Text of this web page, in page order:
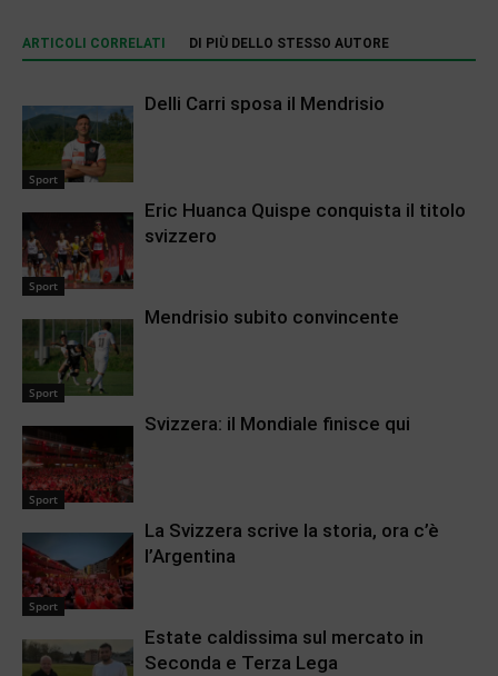
ARTICOLI CORRELATI DI PIÙ DELLO STESSO AUTORE
Sport
Delli Carri sposa il Mendrisio
Sport
Eric Huanca Quispe conquista il titolo
svizzero
Sport
Mendrisio subito convincente
Sport
Svizzera: il Mondiale finisce qui
Sport
La Svizzera scrive la storia, ora c’è
l’Argentina
Estate caldissima sul mercato in
Seconda e Terza Lega